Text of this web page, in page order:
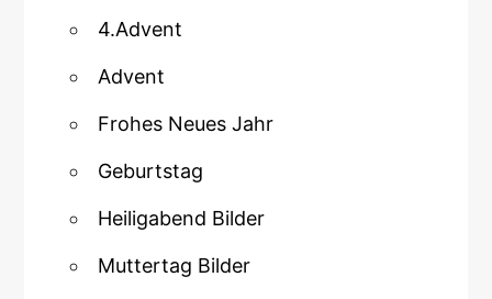
4.Advent
Advent
Frohes Neues Jahr
Geburtstag
Heiligabend Bilder
Muttertag Bilder